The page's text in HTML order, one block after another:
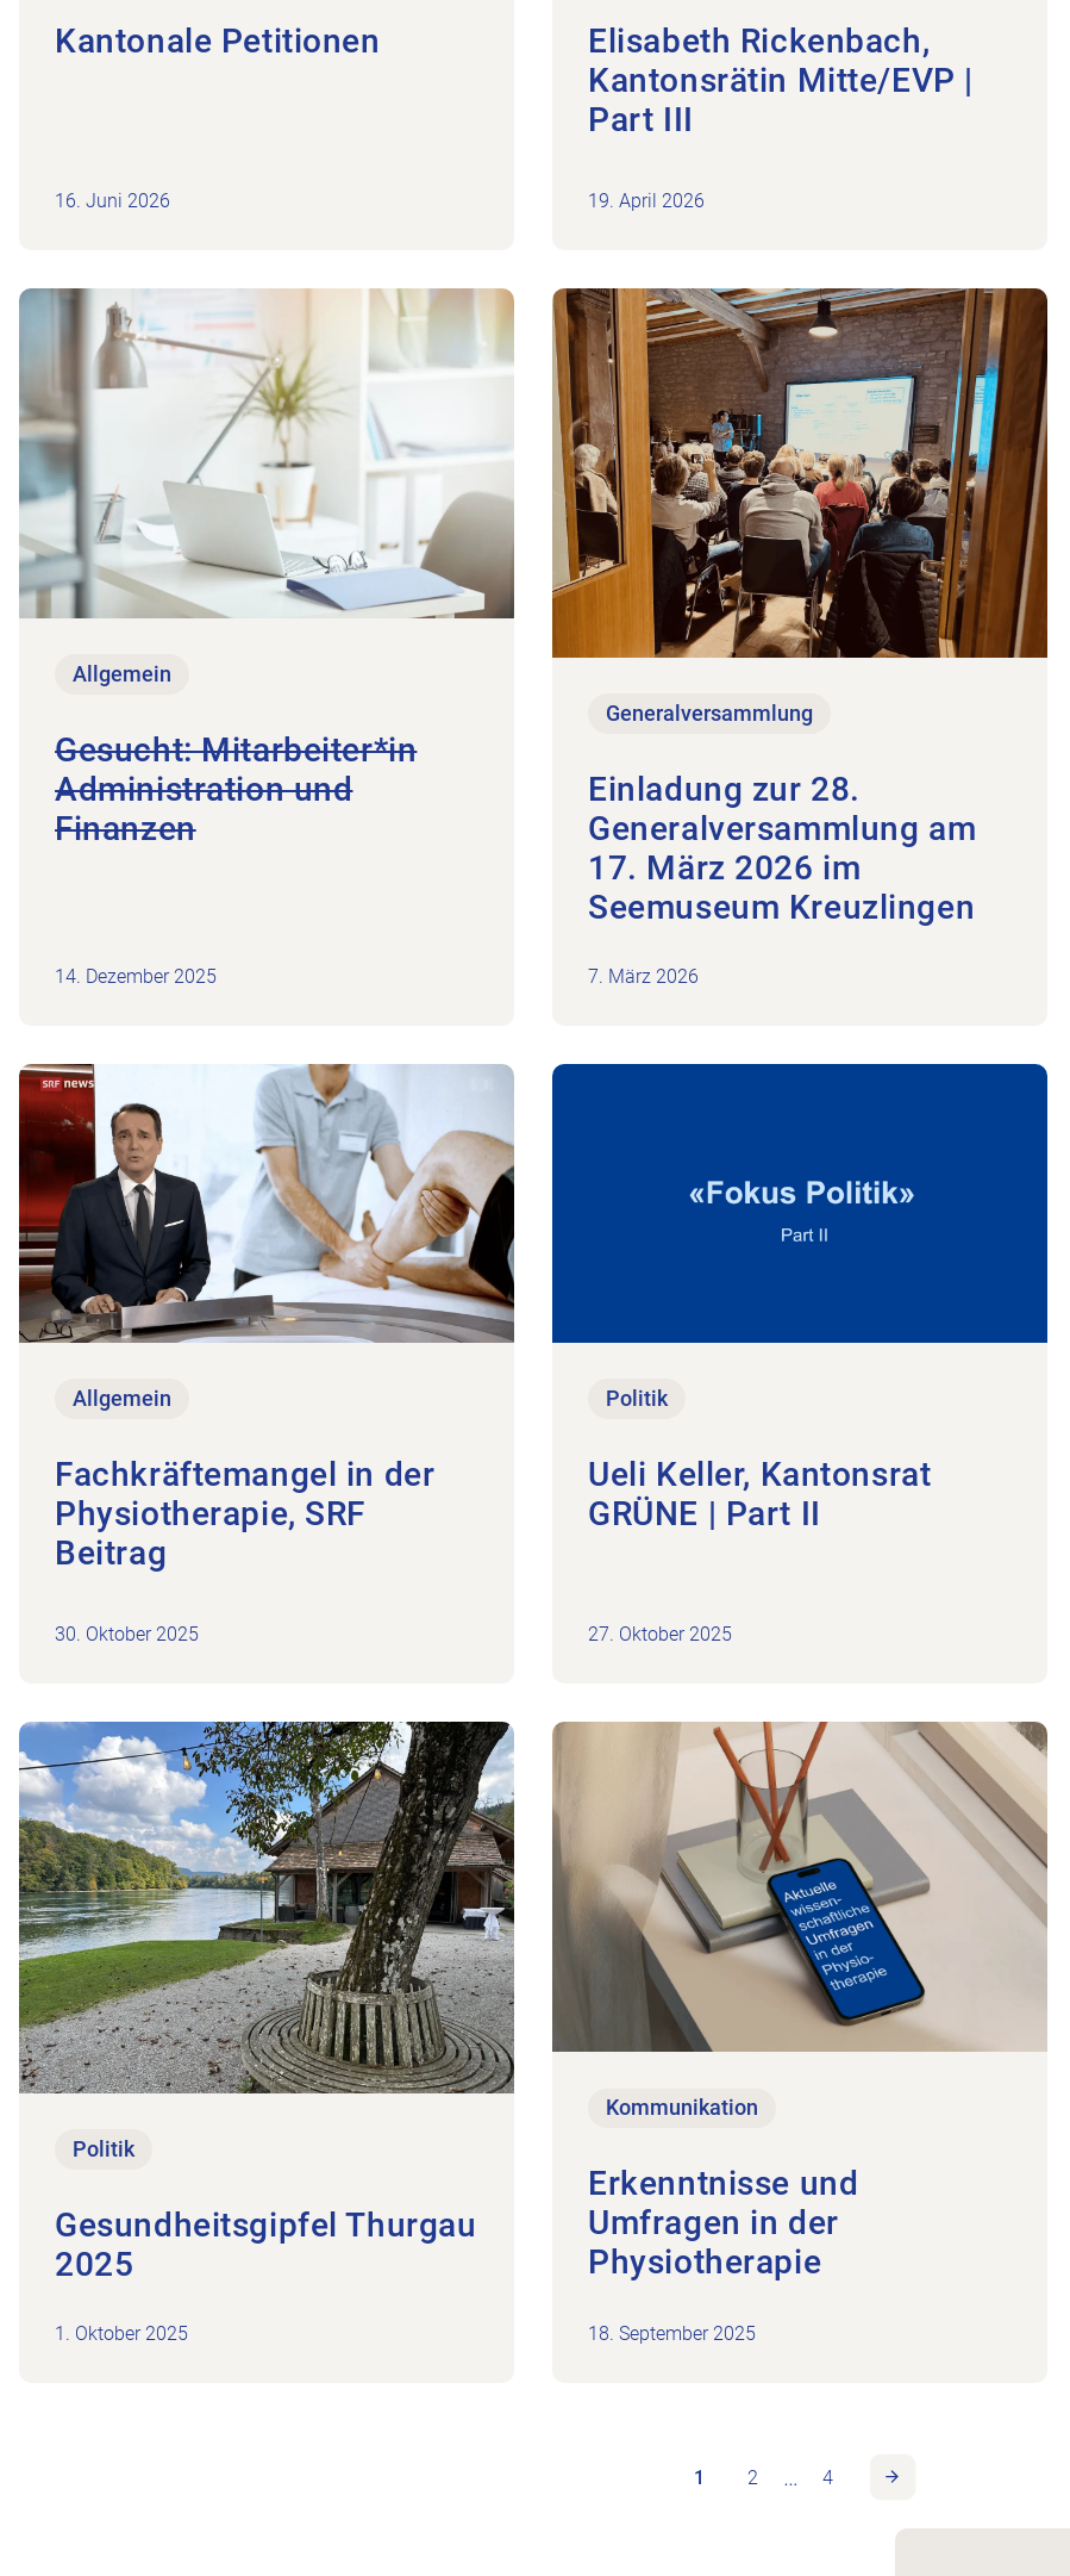
Kantonale Petitionen
16. Juni 2026
Elisabeth Rickenbach,
Kantonsrätin Mitte/EVP |
Part III
19. April 2026
Allgemein
Gesucht: Mitarbeiter*in
Administration und
Finanzen
14. Dezember 2025
Zum Beitrag Gesucht: Mitarbeiter*in Administration und Finanzen
Generalversammlung
Einladung zur 28.
Generalversammlung am
17. März 2026 im
Seemuseum Kreuzlingen
7. März 2026
Zum Beitrag Einladung zur 28.
Allgemein
Fachkräftemangel in der
Physiotherapie, SRF
Beitrag
30. Oktober 2025
Zum Beitrag Fachkräftemangel in der Physiotherapie, SRF Beitrag
Politik
Ueli Keller, Kantonsrat
GRÜNE | Part II
27. Oktober 2025
Zum Beitrag Ueli Keller, Kantonsrat GRÜNE | Part II
Politik
Gesundheitsgipfel Thurgau
2025
1. Oktober 2025
Zum Beitrag Gesundheitsgipfel Thurgau 2025
Kommunikation
Erkenntnisse und
Umfragen in der
Physiotherapie
18. September 2025
Zum Beitrag Erkenntnisse und Umfragen in der
1 2 … 4